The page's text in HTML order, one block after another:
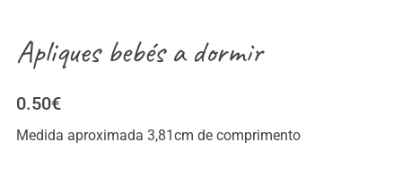
Apliques bebés a dormir
0.50€
Medida aproximada 3,81cm de comprimento